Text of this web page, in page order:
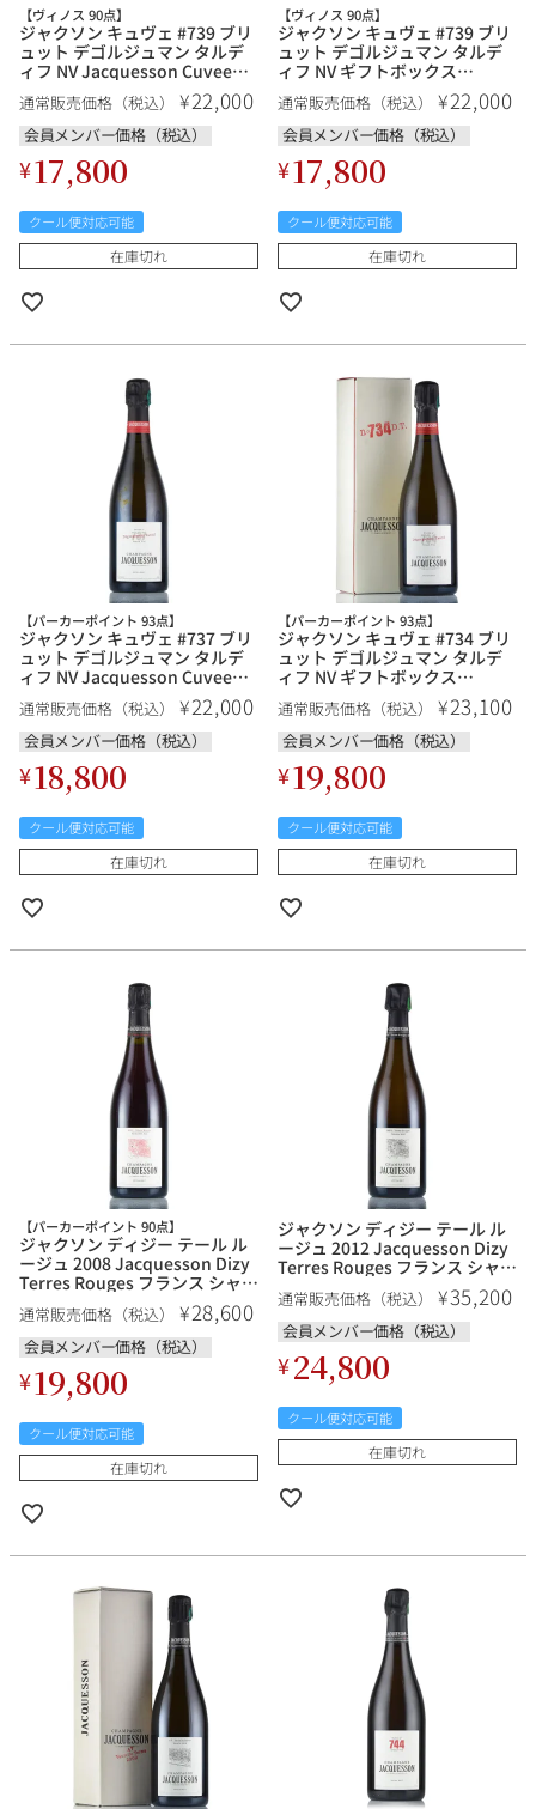
【ヴィノス 90点】
ジャクソン キュヴェ #739 ブリ
ュット デゴルジュマン タルデ
ィフ NV Jacquesson Cuvee
#739 Brut Degorgement
Tardif フランス シャンパン シ
ャンパーニュ
通常販売価格（税込） ¥22,000
会員メンバー価格（税込）
¥17,800
クール便対応可能
在庫切れ
【ヴィノス 90点】
ジャクソン キュヴェ #739 ブリ
ュット デゴルジュマン タルデ
ィフ NV ギフトボックス
Jacquesson Cuvee #739 Brut
Degorgement Tardif フランス
シャンパン シャンパーニュ
通常販売価格（税込） ¥22,000
会員メンバー価格（税込）
¥17,800
クール便対応可能
在庫切れ
【パーカーポイント 93点】
ジャクソン キュヴェ #737 ブリ
ュット デゴルジュマン タルデ
ィフ NV Jacquesson Cuvee
#737 Brut Degorgement
Tardif フランス シャンパン シ
ャンパーニュ
通常販売価格（税込） ¥22,000
会員メンバー価格（税込）
¥18,800
クール便対応可能
在庫切れ
【パーカーポイント 93点】
ジャクソン キュヴェ #734 ブリ
ュット デゴルジュマン タルデ
ィフ NV ギフトボックス
Jacquesson Cuvee #734 Brut
Degorgement Tardif フランス
シャンパン シャンパーニュ
通常販売価格（税込） ¥23,100
会員メンバー価格（税込）
¥19,800
クール便対応可能
在庫切れ
【パーカーポイント 90点】
ジャクソン ディジー テール ル
ージュ 2008 Jacquesson Dizy
Terres Rouges フランス シャン
パン シャンパーニュ
通常販売価格（税込） ¥28,600
会員メンバー価格（税込）
¥19,800
クール便対応可能
在庫切れ
ジャクソン ディジー テール ル
ージュ 2012 Jacquesson Dizy
Terres Rouges フランス シャン
パン シャンパーニュ
通常販売価格（税込） ¥35,200
会員メンバー価格（税込）
¥24,800
クール便対応可能
在庫切れ